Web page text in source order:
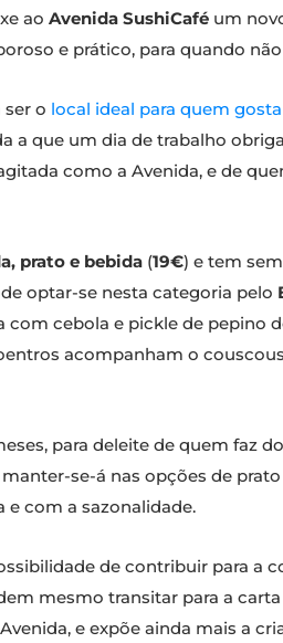
ao Avenida SushiCafé um
e prático, para quando
ser o local ideal para quem
a que um dia de trabalho
como a Avenida, e de
prato e bebida (19€) e tem
optar-se nesta categoria pelo
com cebola e pickle de pepino
acompanham o
para deleite de quem faz
se-á nas opções de
e com a sazonalidade.
de contribuir para a
mesmo transitar para a
e expõe ainda mais a